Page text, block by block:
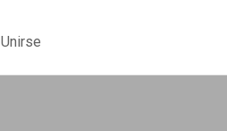
Unirse